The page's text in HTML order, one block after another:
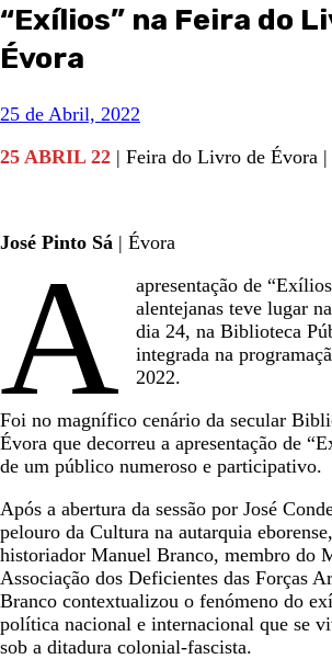
“Exílios” na Feira do
Évora
25 de Abril, 2022
25 ABRIL 22 | Feira do Livro de Évora
José Pinto Sá | Évora
A
apresentação de
alentejanas teve lugar
dia 24, na Biblioteca
integrada na
2022.
Foi no magnífico cenário da secular
Évora que decorreu a apresentação de
de um público numeroso e participativo.
Após a abertura da sessão por José
pelouro da Cultura na autarquia
historiador Manuel Branco, membro do
Associação dos Deficientes das Forças
Branco contextualizou o fenómeno do
política nacional e internacional que se
sob a ditadura colonial-fascista.